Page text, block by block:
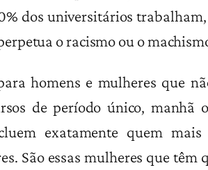
dos universitários
o racismo ou o
homens e mulheres que
de período único,
exatamente quem
São essas mulheres que têm